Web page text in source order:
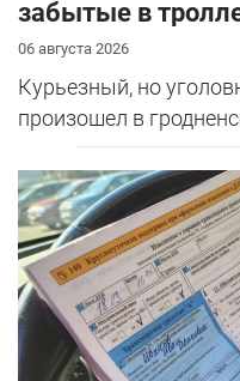
забытые в
06 августа 2026
Курьезный, но
произошел в